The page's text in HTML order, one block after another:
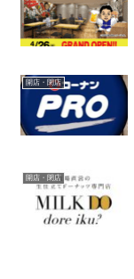
開店・閉店
開店・閉店